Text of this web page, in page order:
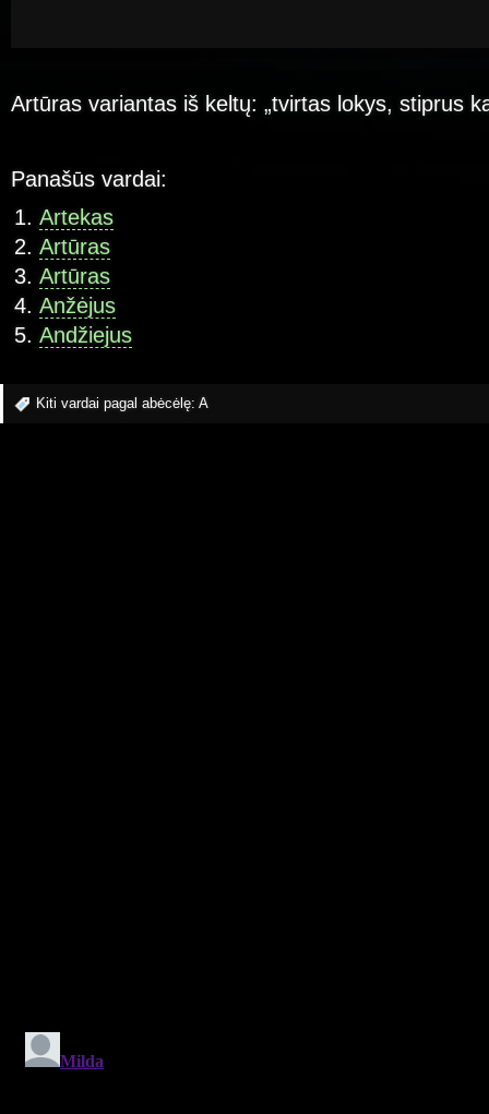
Artūras variantas iš keltų: „tvirtas lokys, stiprus
Panašūs vardai:
Artekas
Artūras
Artūras
Anžėjus
Andžiejus
Kiti vardai pagal abėcėlę: A